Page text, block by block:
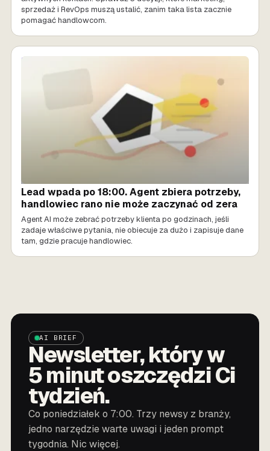
sprzedaż i RevOps muszą ustalić, zanim taka lista zacznie
pomagać handlowcom.
SPRZEDAŻ AI
Lead wpada po 18:00. Agent zbiera potrzeby,
handlowiec rano nie może zaczynać od zera
Agent AI może zebrać potrzeby klienta po godzinach, jeśli
zadaje właściwe pytania, nie obiecuje za dużo i zapisuje dane
tam, gdzie pracuje handlowiec.
AI BRIEF
Newsletter, który w
5 minut oszczędzi Ci
tydzień.
Co poniedziałek o 7:00. Trzy newsy z branży,
jedno narzędzie warte uwagi i jeden prompt
tygodnia. Nic więcej.